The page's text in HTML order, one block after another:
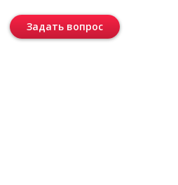
Задать вопрос